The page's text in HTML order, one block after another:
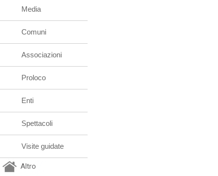
Media
Comuni
Associazioni
Proloco
Enti
Spettacoli
Visite guidate
Altro